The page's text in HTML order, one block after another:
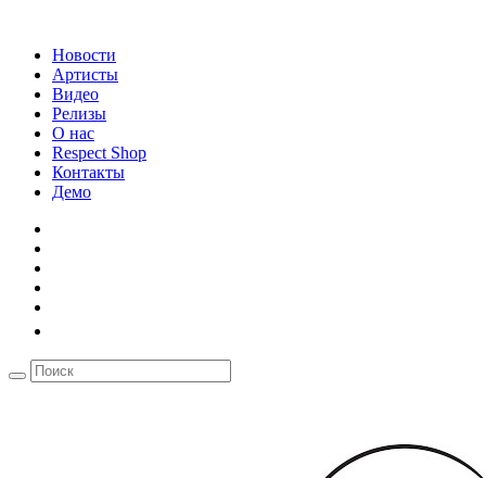
Новости
Артисты
Видео
Релизы
О нас
Respect Shop
Контакты
Демо